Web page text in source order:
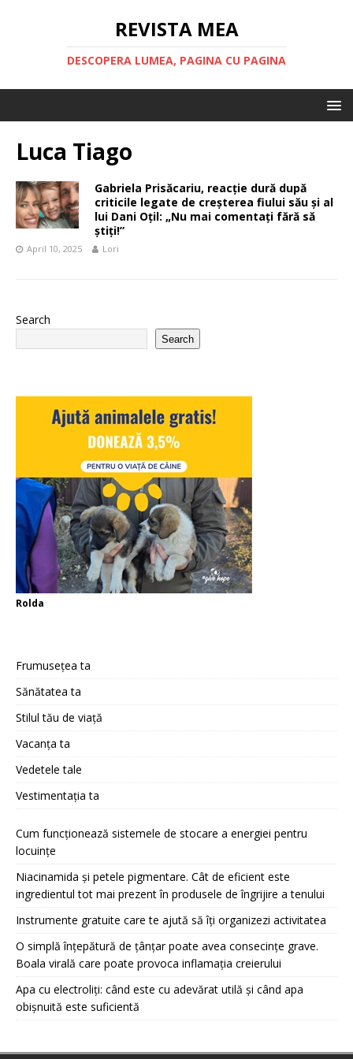
REVISTA MEA
DESCOPERA LUMEA, PAGINA CU PAGINA
Luca Tiago
Gabriela Prisăcariu, reacție dură după
criticile legate de creșterea fiului său și al
lui Dani Oțil: „Nu mai comentați fără să
știți!”
April 10, 2025 Lori
Search
Search
Rolda
Frumusețea ta
Sănătatea ta
Stilul tău de viață
Vacanța ta
Vedetele tale
Vestimentația ta
Cum funcționează sistemele de stocare a energiei pentru
locuințe
Niacinamida și petele pigmentare. Cât de eficient este
ingredientul tot mai prezent în produsele de îngrijire a tenului
Instrumente gratuite care te ajută să îți organizezi activitatea
O simplă înțepătură de țânțar poate avea consecințe grave.
Boala virală care poate provoca inflamația creierului
Apa cu electroliți: când este cu adevărat utilă și când apa
obișnuită este suficientă